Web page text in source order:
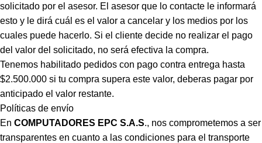
solicitado por el asesor. El asesor que lo contacte le informará
esto y le dirá cuál es el valor a cancelar y los medios por los
cuales puede hacerlo. Si el cliente decide no realizar el pago
del valor del solicitado, no será efectiva la compra.
Tenemos habilitado pedidos con pago contra entrega hasta
$2.500.000 si tu compra supera este valor, deberas pagar por
anticipado el valor restante.
Políticas de envío
En COMPUTADORES EPC S.A.S., nos comprometemos a ser
transparentes en cuanto a las condiciones para el transporte